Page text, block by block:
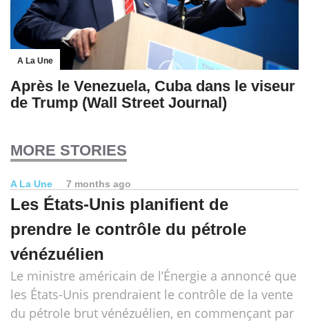
A La Une
Après le Venezuela, Cuba dans le viseur
de Trump (Wall Street Journal)
MORE STORIES
A La Une 7 months ago
Les États-Unis planifient de
prendre le contrôle du pétrole
vénézuélien
Le ministre américain de l’Énergie a annoncé que
les États-Unis prendraient le contrôle de la vente
du pétrole brut vénézuélien, en commençant par